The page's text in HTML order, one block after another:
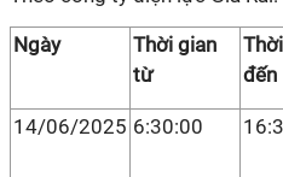
Ngày
Thời gian
từ
đến
14/06/2025 6:30:00